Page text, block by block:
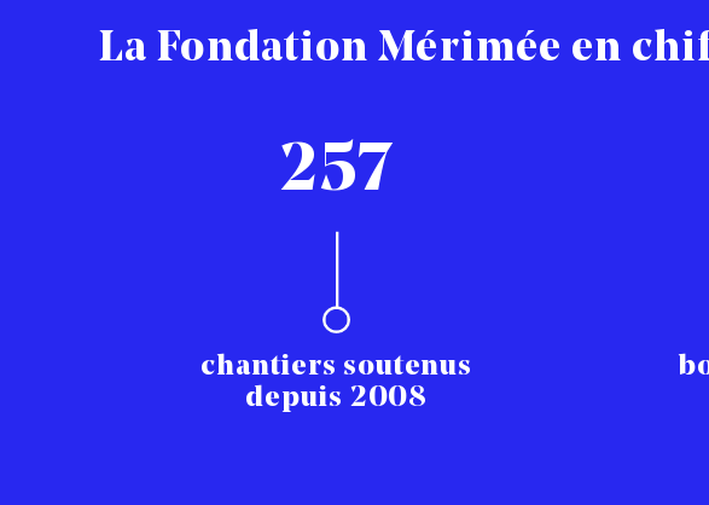
La Fondation Mérimée en
257
chantiers soutenus
depuis 2008